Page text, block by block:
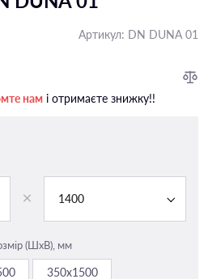
Артикул: DN DUNA 01
нам і отримаєте знижку!!
1400
(ШxВ), мм
350х1500